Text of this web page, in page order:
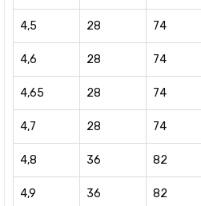
4,5 28 74
4,6 28 74
4,65 28 74
4,7 28 74
4,8 36 82
4,9 36 82